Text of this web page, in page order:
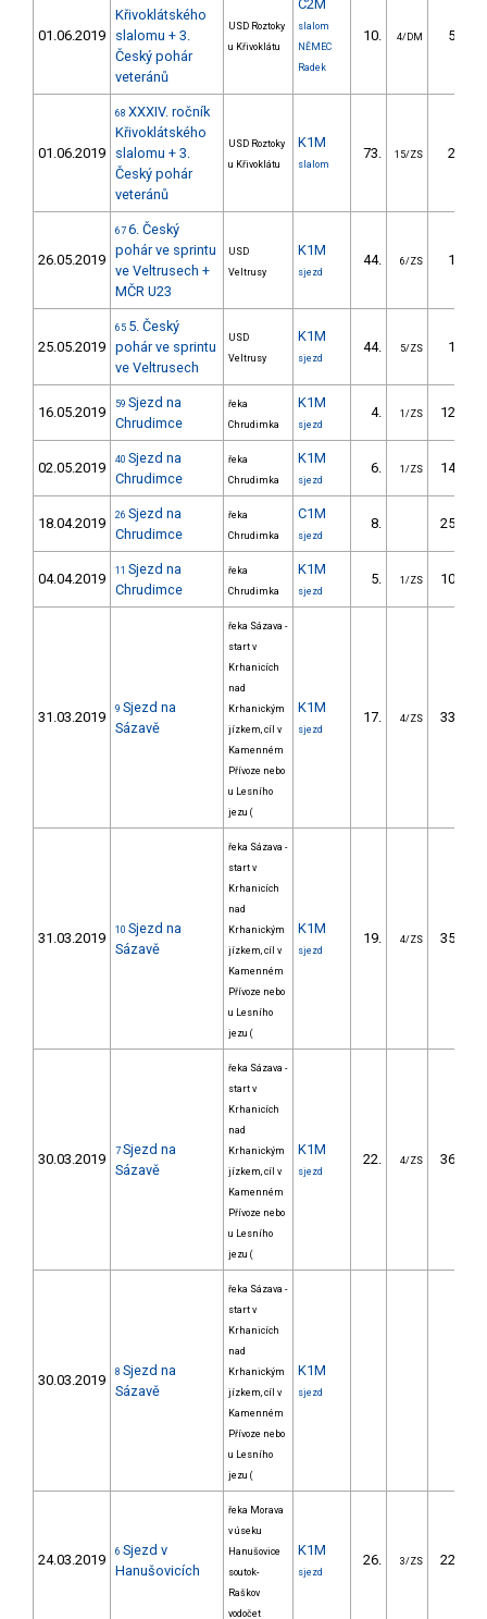
01.06.2019
Křivoklátského
slalomu + 3.
Český pohár
veteránů
USD Roztoky
u Křivoklátu
C2M
slalom
NĚMEC
Radek
10. 4/DM 51.35
01.06.2019
68 XXXIV. ročník
Křivoklátského
slalomu + 3.
Český pohár
veteránů
USD Roztoky
u Křivoklátu
K1M
slalom
73. 15/ZS 27.89
26.05.2019
67 6. Český
pohár ve sprintu
ve Veltrusech +
MČR U23
USD
Veltrusy
K1M
sjezd
44. 6/ZS 16.03
25.05.2019
65 5. Český
pohár ve sprintu
ve Veltrusech
USD
Veltrusy
K1M
sjezd
44. 5/ZS 16.60
16.05.2019 59 Sjezd na
Chrudimce
řeka
Chrudimka
K1M
sjezd
4. 1/ZS 125.00
02.05.2019 40 Sjezd na
Chrudimce
řeka
Chrudimka
K1M
sjezd
6. 1/ZS 142.80
18.04.2019 26 Sjezd na
Chrudimce
řeka
Chrudimka
C1M
sjezd
8. 250.80
04.04.2019 11 Sjezd na
Chrudimce
řeka
Chrudimka
K1M
sjezd
5. 1/ZS 100.10
31.03.2019 9 Sjezd na
Sázavě
řeka Sázava -
start v
Krhanicích
nad
Krhanickým
jízkem, cíl v
Kamenném
Přívoze nebo
u Lesního
jezu (
K1M
sjezd
17. 4/ZS 337.31
31.03.2019 10 Sjezd na
Sázavě
řeka Sázava -
start v
Krhanicích
nad
Krhanickým
jízkem, cíl v
Kamenném
Přívoze nebo
u Lesního
jezu (
K1M
sjezd
19. 4/ZS 355.48
30.03.2019 7 Sjezd na
Sázavě
řeka Sázava -
start v
Krhanicích
nad
Krhanickým
jízkem, cíl v
Kamenném
Přívoze nebo
u Lesního
jezu (
K1M
sjezd
22. 4/ZS 366.09
30.03.2019 8 Sjezd na
Sázavě
řeka Sázava -
start v
Krhanicích
nad
Krhanickým
jízkem, cíl v
Kamenném
Přívoze nebo
u Lesního
jezu (
K1M
sjezd
24.03.2019 6 Sjezd v
Hanušovicích
řeka Morava
v úseku
Hanušovice
soutok-
Raškov
vodočet
K1M
sjezd
26. 3/ZS 220.30